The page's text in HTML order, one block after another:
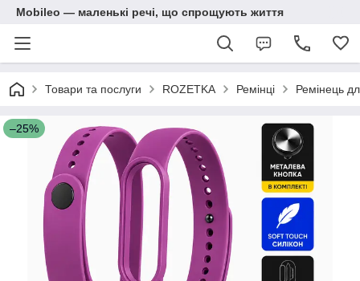
Mobileo — маленькі речі, що спрощують життя
Товари та послуги ROZETKA Ремінці Ремінець
–25%